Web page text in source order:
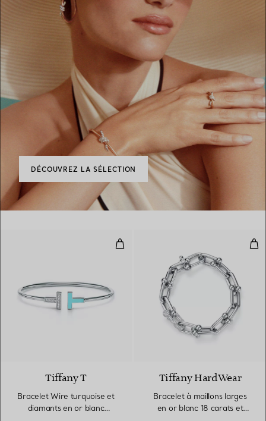
DÉCOUVREZ LA SÉLECTION
Bracelet Wire turquoise et
Tiffany T
Bracelet Wire turquoise et
diamants en or blanc
Tiffany HardWear
Bracelet à maillons larges
en or blanc 18 carats et